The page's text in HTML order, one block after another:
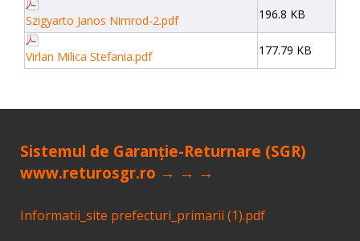
Szigyarto Janos Nimrod-2.pdf 196.8 KB
Virlan Milica Stefania.pdf 177.79 KB
Sistemul de Garanție-Returnare (SGR)
www.returosgr.ro → → →
Informatii_site prefecturi_primarii (1).pdf